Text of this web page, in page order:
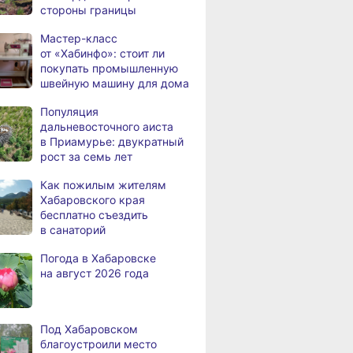
театр
вековой сезон
редакции «Хабинфо» —
в поисках уюта и тепла
Всемирный день борьбы
оружия
В Комсомольске-на-Амуре
рейсовый автобус съехал
В Хабаровске состоится
фестиваль, посвящённый
Дню Победы
Японией
В Хабаровске пройдёт гала-
концерт фестиваля
В больнице имени
восстановления после
инсульта
стороны границы
Мастер-класс
от «Хабинфо»: стоит ли
покупать промышленную
швейную машину для дома
Популяция
дальневосточного аиста
в Приамурье: двукратный
рост за семь лет
Как пожилым жителям
Хабаровского края
бесплатно съездить
в санаторий
Погода в Хабаровске
на август 2026 года
Под Хабаровском
благоустроили место